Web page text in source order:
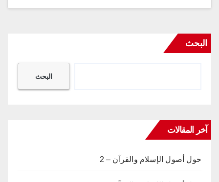
البحث
البحث
آخر المقالات
حول أصول الإسلام والقرآن – 2